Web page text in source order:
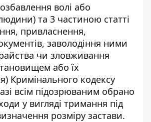
волі або
) та 3 частиною статті
привласнення,
заволодіння ними
чи зловживання
або їх
Кримінального кодексу
всім підозрюваним обрано
у вигляді тримання під
розміру застави.